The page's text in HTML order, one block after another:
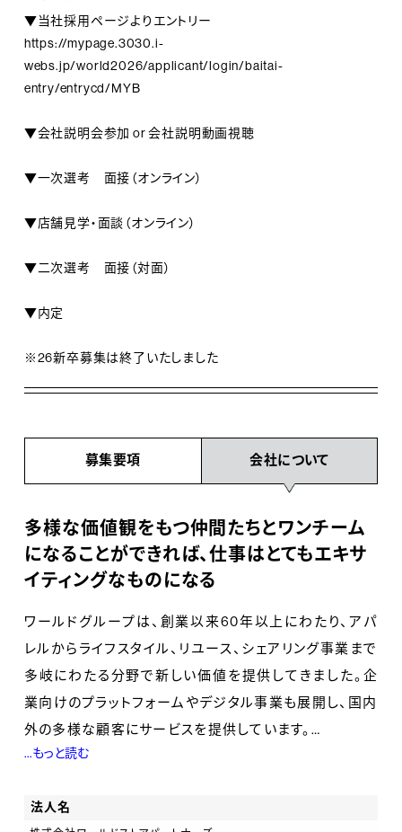
▼当社採用ページよりエントリー
https://mypage.3030.i-
webs.jp/world2026/applicant/login/baitai-
entry/entrycd/MYB
▼会社説明会参加 or 会社説明動画視聴
▼一次選考 面接（オンライン）
▼店舗見学・面談（オンライン）
▼二次選考 面接（対面）
▼内定
※26新卒募集は終了いたしました
募集要項 会社について
多様な価値観をもつ仲間たちとワンチーム
になることができれば、仕事はとてもエキサ
イティングなものになる
ワールドグループは、創業以来60年以上にわたり、アパ
レルからライフスタイル、リユース、シェアリング事業まで
多岐にわたる分野で新しい価値を提供してきました。企
業向けのプラットフォームやデジタル事業も展開し、国内
外の多様な顧客にサービスを提供しています。
異なる価値観や考え方を尊重し、刺激を受け、自らの個
...もっと読む
法人名